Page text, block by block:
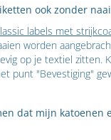
ook zonder
labels met
worden
op je textiel zitten.
punt "Bevestiging"
dat mijn katoenen